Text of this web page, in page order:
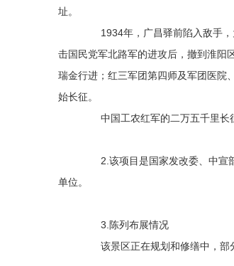
址。
1934年，广昌驿前陷入敌手，为
击国民党军北路军的进攻后，撤到淮阳
瑞金行进；红三军团第四师及军团医院
始长征。
中国工农红军的二万五千里长征
2.该项目是国家发改委、中宣部
单位。
3.陈列布展情况
该景区正在规划和修缮中，部分